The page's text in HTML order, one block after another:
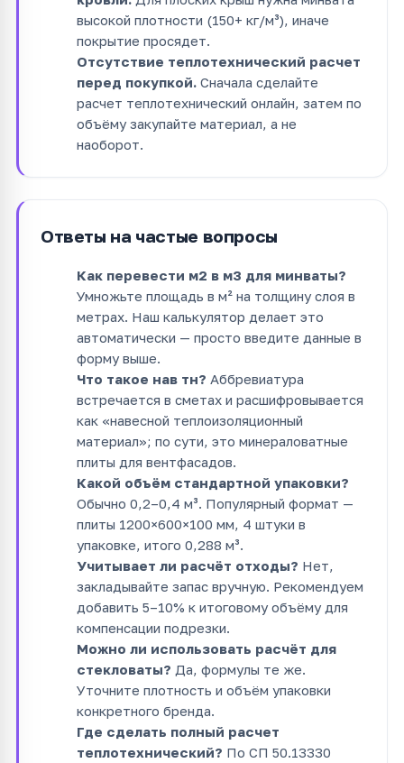
высокой плотности (150+ кг/м³), иначе
покрытие просядет.
Отсутствие теплотехнический расчет
перед покупкой. Сначала сделайте
расчет теплотехнический онлайн, затем по
объёму закупайте материал, а не
наоборот.
Ответы на частые вопросы
Как перевести м2 в м3 для минваты?
Умножьте площадь в м² на толщину слоя в
метрах. Наш калькулятор делает это
автоматически — просто введите данные в
форму выше.
Что такое нав тн? Аббревиатура
встречается в сметах и расшифровывается
как «навесной теплоизоляционный
материал»; по сути, это минераловатные
плиты для вентфасадов.
Какой объём стандартной упаковки?
Обычно 0,2–0,4 м³. Популярный формат —
плиты 1200×600×100 мм, 4 штуки в
упаковке, итого 0,288 м³.
Учитывает ли расчёт отходы? Нет,
закладывайте запас вручную. Рекомендуем
добавить 5–10% к итоговому объёму для
компенсации подрезки.
Можно ли использовать расчёт для
стекловаты? Да, формулы те же.
Уточните плотность и объём упаковки
конкретного бренда.
Где сделать полный расчет
теплотехнический? По СП 50.13330